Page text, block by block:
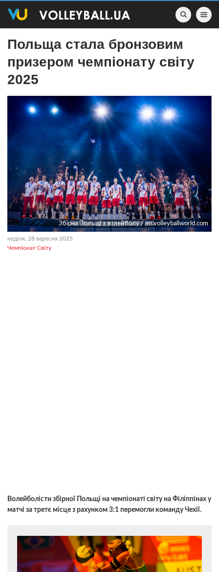
Toggle
Польща стала бронзовим
призером чемпіонату світу
2025
Збірна Польщі з волейболу / en.volleyballworld.com
неділя, 28 вересня 2025
Чемпіонат Світу
Волейболісти збірної Польщі на чемпіонаті світу на Філіппінах у
матчі за третє місце з рахунком 3:1 перемогли команду Чехії.